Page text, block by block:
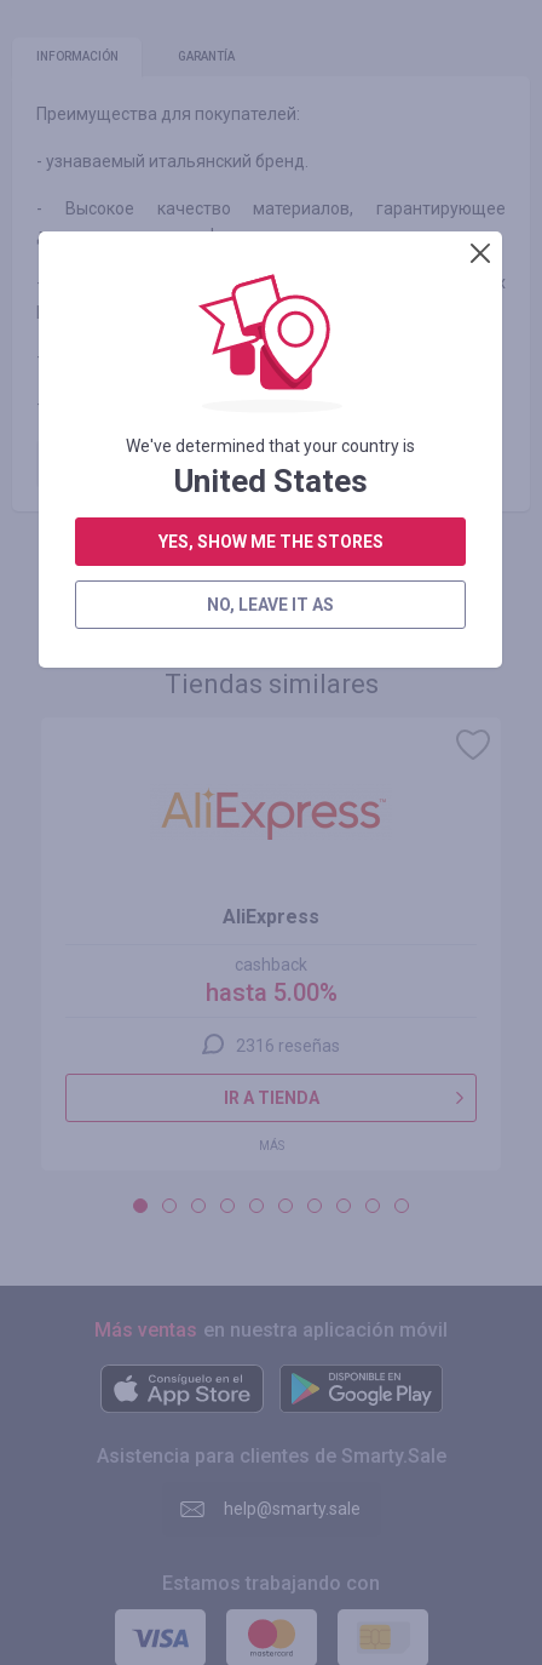
INFORMACIÓN GARANTÍA
Преимущества для покупателей:
- узнаваемый итальянский бренд.
- Высокое качество материалов, гарантирующее
долговечность и комфорт.
- использование передовых технологий и инновационных
решений.
- стильный и современный дизайн.
- удобные способы оплаты и доставки.
Оплаченный заказ
INICIE SESIÓN PARA DEJAR UNA RESEÑA
Tiendas similares
AliExpress
cashback
hasta 5.00%
2316 reseñas
IR A TIENDA
MÁS
Más ventas en nuestra aplicación móvil
Asistencia para clientes de Smarty.Sale
help@smarty.sale
Estamos trabajando con
We've determined that your country is
United States
YES, SHOW ME THE STORES
NO, LEAVE IT AS